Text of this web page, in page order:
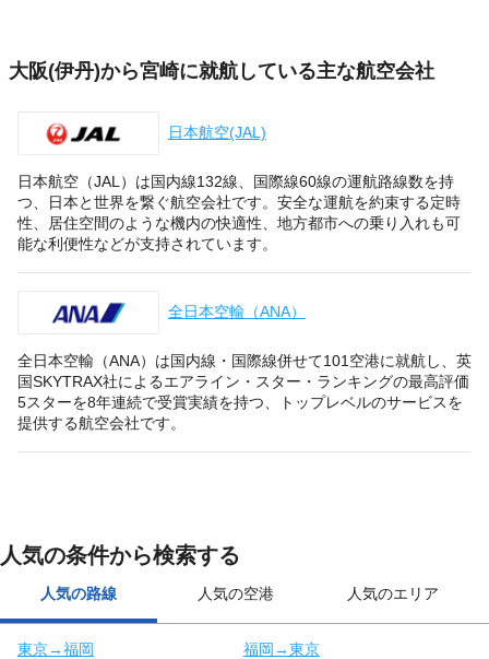
大阪(伊丹)から宮崎に就航している主な航空会社
日本航空(JAL)
日本航空（JAL）は国内線132線、国際線60線の運航路線数を持
つ、日本と世界を繋ぐ航空会社です。安全な運航を約束する定時
性、居住空間のような機内の快適性、地方都市への乗り入れも可
能な利便性などが支持されています。
全日本空輸（ANA）
全日本空輸（ANA）は国内線・国際線併せて101空港に就航し、英
国SKYTRAX社によるエアライン・スター・ランキングの最高評価
5スターを8年連続で受賞実績を持つ、トップレベルのサービスを
提供する航空会社です。
人気の条件から検索する
人気の路線 人気の空港 人気のエリア
東京→福岡 福岡→東京